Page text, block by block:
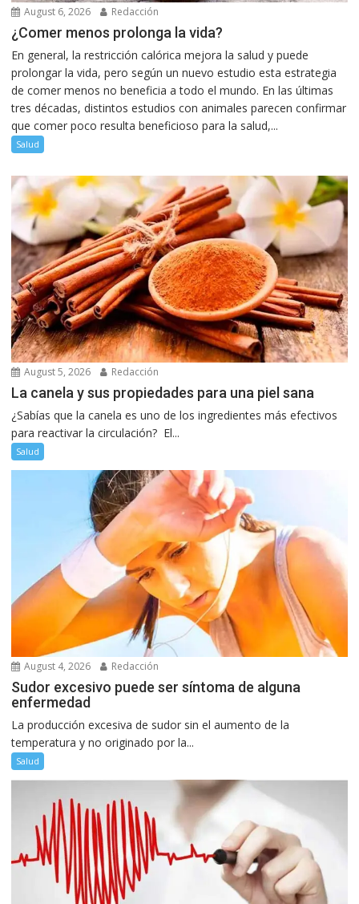
August 6, 2026 Redacción
¿Comer menos prolonga la vida?
En general, la restricción calórica mejora la salud y puede
prolongar la vida, pero según un nuevo estudio esta estrategia
de comer menos no beneficia a todo el mundo. En las últimas
tres décadas, distintos estudios con animales parecen confirmar
que comer poco resulta beneficioso para la salud,...
Salud
August 5, 2026 Redacción
La canela y sus propiedades para una piel sana
¿Sabías que la canela es uno de los ingredientes más efectivos
para reactivar la circulación? El...
Salud
August 4, 2026 Redacción
Sudor excesivo puede ser síntoma de alguna
enfermedad
La producción excesiva de sudor sin el aumento de la
temperatura y no originado por la...
Salud